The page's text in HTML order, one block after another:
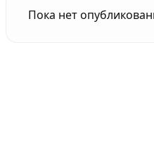
Пока нет